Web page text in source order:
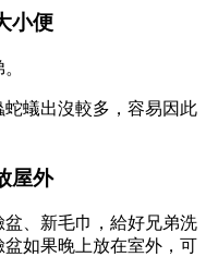
小便
蟻出沒較多，容易因此
屋外
、新毛巾，給好兄弟洗
如果晚上放在室外，可